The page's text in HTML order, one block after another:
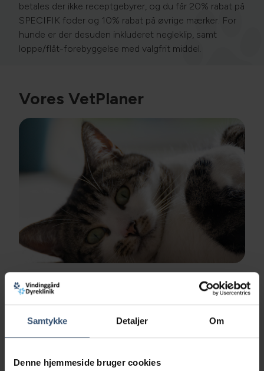
Samtykke Detaljer Om
Denne hjemmeside bruger cookies
betales der ikke receptgebyrer, og du får 20% rabat på
SPECIFIK foder og 10% rabat på øvrige mærker. For
hunde er der desuden inkluderet negleklip, samt
loppe/flåt-forebyggelse med valgfrit middel.
Vores VetPlaner
Læs mere